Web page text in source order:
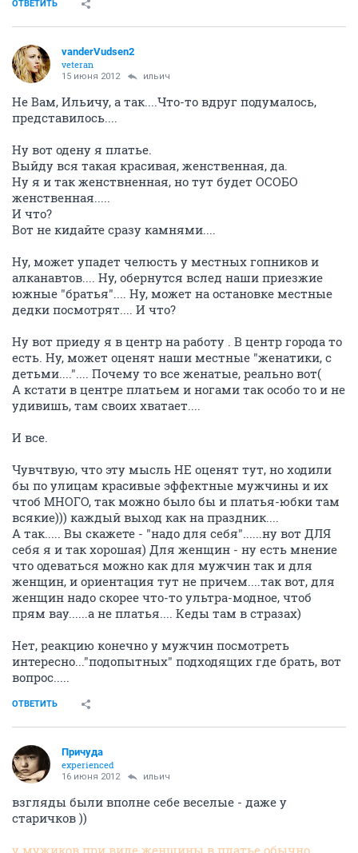
ОТВЕТИТЬ
vanderVudsen2
veteran
15 июня 2012 ильич
Не Вам, Ильичу, а так....Что-то вдруг подумалось,
представилось....
Ну вот одену я платье.
Выйду вся такая красивая, женственная, да.
Ну я и так женствненная, но тут будет ОСОБО
женственная.....
И что?
Вот не кидайте сразу камнями....
Ну, может упадет челюсть у местных гопников и
алканавтов.... Ну, обернутся вслед наши приезжие
южные "братья".... Ну, может на остановке местные
дедки посмотрят.... И что?
Ну вот приеду я в центр на работу . В центр города то
есть. Ну, может оценят наши местные "женатики, с
детьми....".... Почему то все женатые, реально вот(
А кстати в центре платьем и ногами так особо то и не
удивишь, там своих хватает....
И все.
Чувчтвую, что эту мысль НЕ оценят тут, но ходили
бы по улицам красивые эффектные мужчины и их
чтоб МНОГО, так можно было бы и платья-юбки там
всякие))) каждый выход как на праздник....
А так..... Вы скажете - "надо для себя"......ну вот ДЛЯ
себя я и так хорошая) Для женщин - ну есть мнение
что одеваться можно как для мужчин так и для
женщин, и ориентация тут не причем....так вот, для
женщин надо скорее что-то ультра-модное, чтоб
прям вау......а не платья.... Кеды там в стразах)
Нет, реакцию конечно у мужчин посмотреть
интересно..."подопытных" подходящих где брать, вот
вопрос.....
ОТВЕТИТЬ
Причуда
experienced
16 июня 2012 ильич
взгляды были вполне себе веселые - даже у
старичков ))